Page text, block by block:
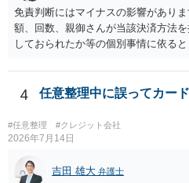
免責判断にはマイナスの影響があり
額、回数、親御さんが当該決済方法
しておられたか等の個別事情に依る
なって相談し、善後策を考えること
4 任意整理中に誤ってカー
#任意整理 #クレジット会社
2026年7月14日
吉田 雄大 弁護士